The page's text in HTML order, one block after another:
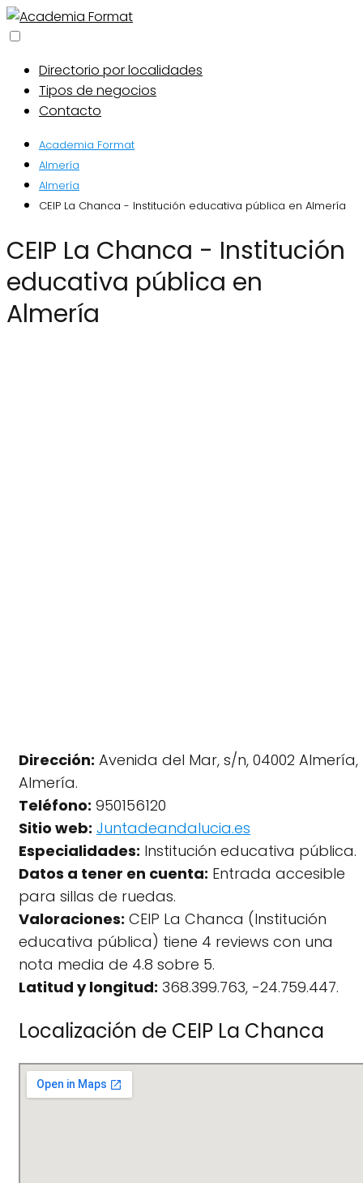
Directorio por localidades
Tipos de negocios
Contacto
Academia Format
Almería
Almería
CEIP La Chanca - Institución educativa pública en Almería
CEIP La Chanca - Institución
educativa pública en
Almería
Dirección: Avenida del Mar, s/n, 04002 Almería,
Almería.
Teléfono: 950156120
Sitio web: Juntadeandalucia.es
Especialidades: Institución educativa pública.
Datos a tener en cuenta: Entrada accesible
para sillas de ruedas.
Valoraciones: CEIP La Chanca (Institución
educativa pública) tiene 4 reviews con una
nota media de 4.8 sobre 5.
Latitud y longitud: 368.399.763, -24.759.447.
Localización de CEIP La Chanca